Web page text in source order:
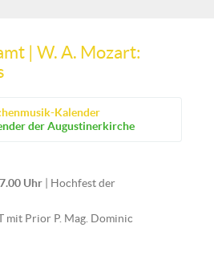
| W. A. Mozart:
Kalender
der Augustinerkirche
Uhr | Hochfest der
mit Prior P. Mag. Dominic